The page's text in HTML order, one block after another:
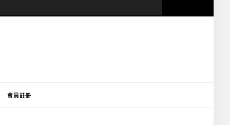
會員註冊